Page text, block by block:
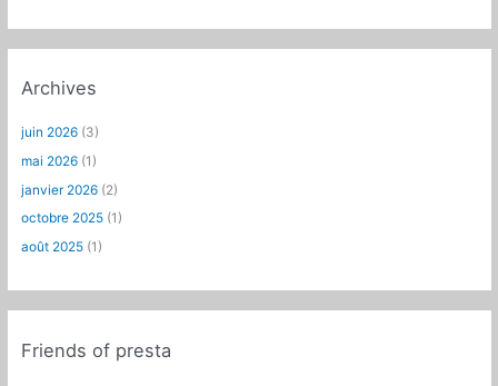
Archives
juin 2026 (3)
mai 2026 (1)
janvier 2026 (2)
octobre 2025 (1)
août 2025 (1)
Friends of presta